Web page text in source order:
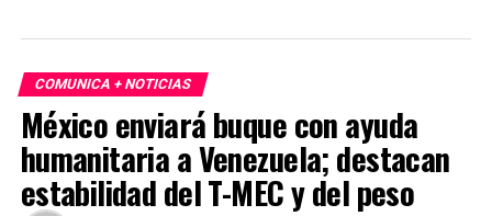
COMUNICA + NOTICIAS
México enviará buque con ayuda
humanitaria a Venezuela; destacan
estabilidad del T-MEC y del peso